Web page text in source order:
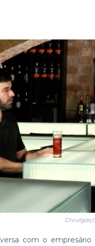
com o empresário